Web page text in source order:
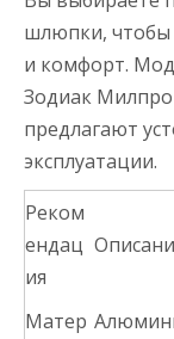
шлюпки, чтобы
и комфорт.
Зодиак
предлагают
эксплуатации.
Реком
ендац
ия
Матер